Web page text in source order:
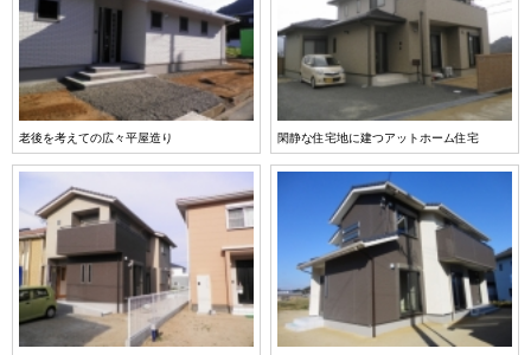
老後を考えての広々平屋造り 閑静な住宅地に建つアットホーム住宅